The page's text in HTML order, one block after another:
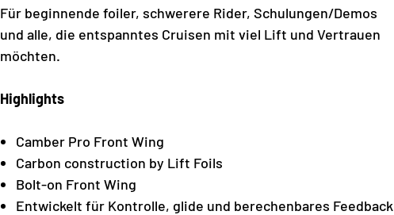
Für beginnende foiler, schwerere Rider, Schulungen/Demos
und alle, die entspanntes Cruisen mit viel Lift und Vertrauen
möchten.
Highlights
Camber Pro Front Wing
Carbon construction by Lift Foils
Bolt-on Front Wing
Entwickelt für Kontrolle, glide und berechenbares Feedback